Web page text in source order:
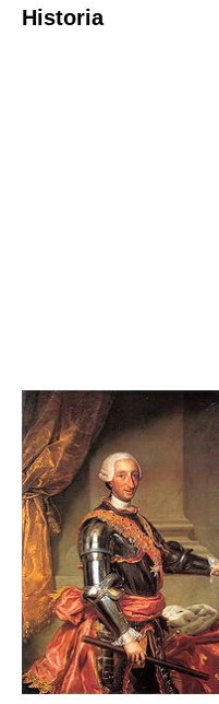
Historia